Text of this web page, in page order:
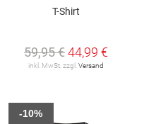
T-Shirt
59,95 €44,99 €
inkl. MwSt. zzgl. Versand
-10%